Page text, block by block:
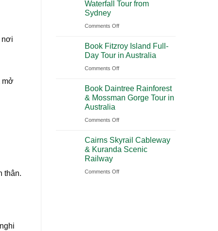
nơi
mở
thân.
Airport
Guide
|
Chauffeur
Service
with
Waterfall Tour from
Sydney
Comments Offon
Blue
Mountains
Waterfall
from
Sydney
Book Fitzroy Island Full-
Day Tour in Australia
Comments Offon
Fitzroy
Island
Day
in
Australia
Book Daintree Rainforest
& Mossman Gorge Tour in
Australia
Comments Offon
Daintree
Rainforest
Mossman
Cairns Skyrail Cableway
& Kuranda Scenic
Railway
Comments Offon